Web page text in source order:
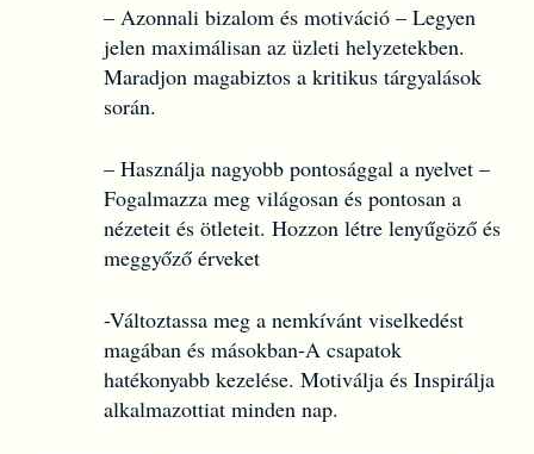
– Azonnali bizalom és motiváció – Legyen
jelen maximálisan az üzleti helyzetekben.
Maradjon magabiztos a kritikus tárgyalások
során.
– Használja nagyobb pontosággal a nyelvet –
Fogalmazza meg világosan és pontosan a
nézeteit és ötleteit. Hozzon létre lenyűgöző és
meggyőző érveket
-Változtassa meg a nemkívánt viselkedést
magában és másokban-A csapatok
hatékonyabb kezelése. Motiválja és Inspirálja
alkalmazottiat minden nap.